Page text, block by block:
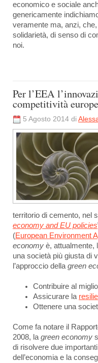
economico e sociale
genericamente
veramente ma, anzi,
solidarietà, di senso di
noi.
Per l’EEA
competitività
5 Agosto 2014 di
territorio di cemento, nel
economy and EU policies
(European Environment
economy è, attualmente,
una società più giusta di
l’approccio della green
Contribuire al
Assicurare la
Ottenere una
Come fa notare il
2008, la green economy
di risolvere due
dell’economia e la